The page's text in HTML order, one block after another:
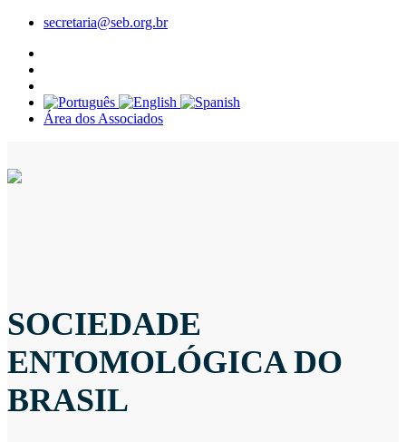
secretaria@seb.org.br
Área dos Associados
SOCIEDADE
ENTOMOLÓGICA DO
BRASIL